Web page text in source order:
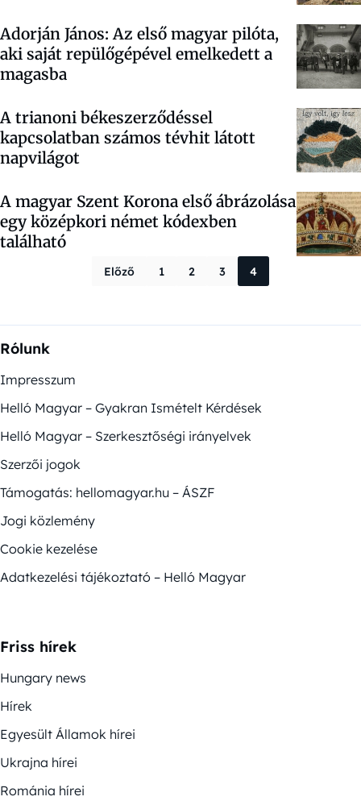
Adorján János: Az első magyar pilóta,
aki saját repülőgépével emelkedett a
magasba
A trianoni békeszerződéssel
kapcsolatban számos tévhit látott
napvilágot
A magyar Szent Korona első ábrázolása
egy középkori német kódexben
található
Bejegyzések
Előző 1 2 3 4
Rólunk
Impresszum
Helló Magyar – Gyakran Ismételt Kérdések
Helló Magyar – Szerkesztőségi irányelvek
Szerzői jogok
Támogatás: hellomagyar.hu – ÁSZF
Jogi közlemény
Cookie kezelése
Adatkezelési tájékoztató – Helló Magyar
Friss hírek
Hungary news
Hírek
Egyesült Államok hírei
Ukrajna hírei
Románia hírei